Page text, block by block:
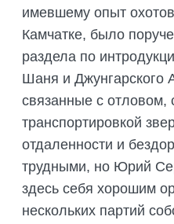
имевшему опыт
Камчатке, было
раздела по
Шаня и Джунгарского
связанные с отловом,
транспортировкой
отдаленности и
трудными, но Юрий
здесь себя хорошим
нескольких партий